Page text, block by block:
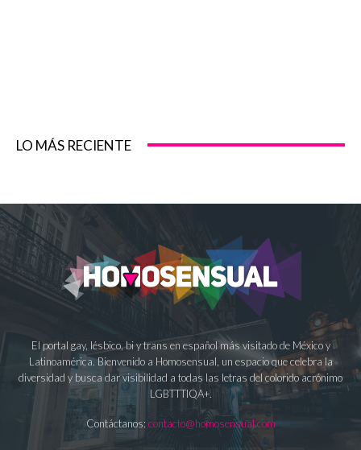
LO MÁS RECIENTE
El portal gay, lésbico, bi y trans en español más visitado de México y
Latinoamérica. Bienvenido a Homosensual, un espacio que celebra la
diversidad y busca dar visibilidad a todas las letras del colorido acrónimo
LGBTTTIQA+.
Contáctanos: contacto@homosensual.com